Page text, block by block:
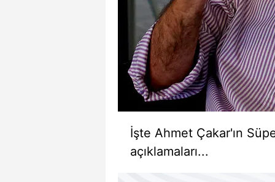
İşte Ahmet Çakar'ın
açıklamaları...